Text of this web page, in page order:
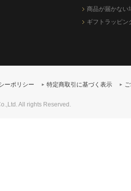
商品が届かない
ギフトラッピン
ーポリシー 特定商取引に基づく表示
All rights Reserved.